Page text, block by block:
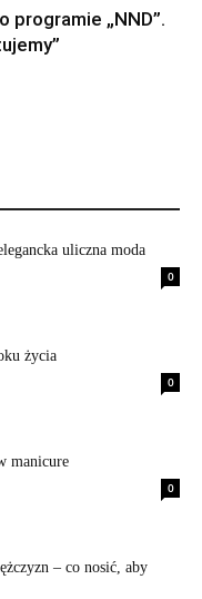
programie „NND”.
uliczna moda
0
życia
0
manicure
0
– co nosić, aby